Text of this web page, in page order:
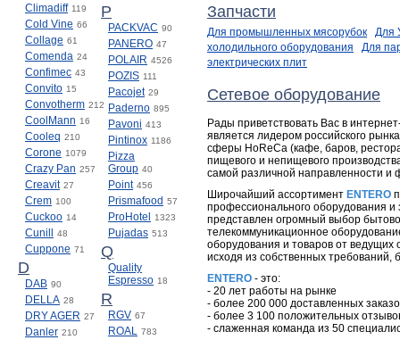
Climadiff 119
Cold Vine 66
Collage 61
Comenda 24
Confimec 43
Convito 15
Convotherm 212
CoolMann 16
Cooleq 210
Corone 1079
Crazy Pan 257
Creavit 27
Crem 100
Cuckoo 14
Cunill 48
Cuppone 71
D
DAB 90
DELLA 28
DRY AGER 27
Danler 210
P
PACKVAC 90
PANERO 47
POLAIR 4526
POZIS 111
Pacojet 29
Paderno 895
Pavoni 413
Pintinox 1186
Pizza
Group 40
Point 456
Prismafood 57
ProHotel 1323
Pujadas 513
Q
Quality
Espresso 18
R
RGV 67
ROAL 783
Запчасти
Для промышленных мясорубок
Для
холодильного оборудования
Для
электрических плит
Сетевое оборудование
Рады приветствовать Вас в
является лидером российского
сферы HoReCa (кафе, баров,
пищевого и непищевого
самой различной направленности и
Широчайший ассортимент ENTERO
профессионального оборудования
представлен огромный выбор
телекоммуникационное
оборудования и товаров от
исходя из собственных
ENTERO - это:
- 20 лет работы на рынке
- более 200 000 доставленных
- более 3 100 положительных
- слаженная команда из 50